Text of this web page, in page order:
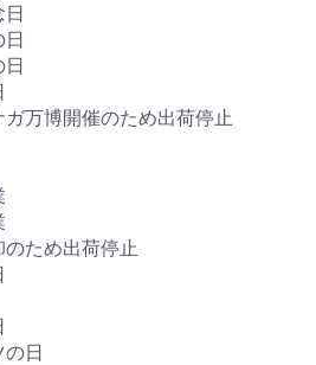
万博開催のため出荷停止
ため出荷停止
日